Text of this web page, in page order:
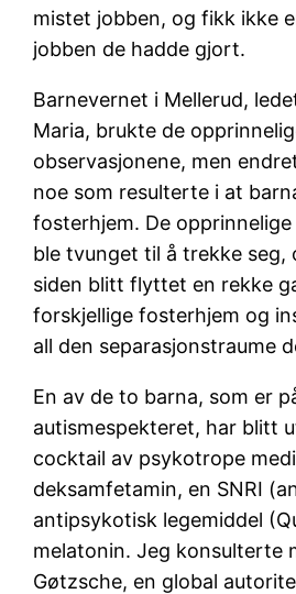
mistet jobben, og fikk ikke
jobben de hadde gjort.
Barnevernet i Mellerud,
Maria, brukte de
observasjonene, men
noe som resulterte i at
fosterhjem. De
ble tvunget til å trekke seg,
siden blitt flyttet en rekke
forskjellige fosterhjem og
all den separasjonstraume
En av de to barna, som er
autismespekteret, har blitt
cocktail av psykotrope
deksamfetamin, en SNRI
antipsykotisk legemiddel
melatonin. Jeg konsulterte
Gøtzsche, en global